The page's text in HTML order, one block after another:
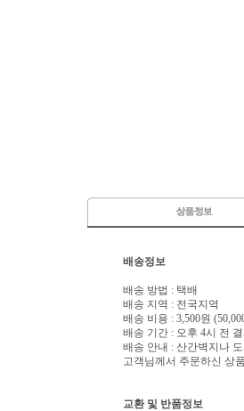
배송정보
배송 방법 : 택배
배송 지역 : 전국지역
배송 비용 : 3,500원
배송 기간 : 오후 4시 전
배송 안내 : 산간벽지나
고객님께서 주문하신 상
교환 및 반품정보